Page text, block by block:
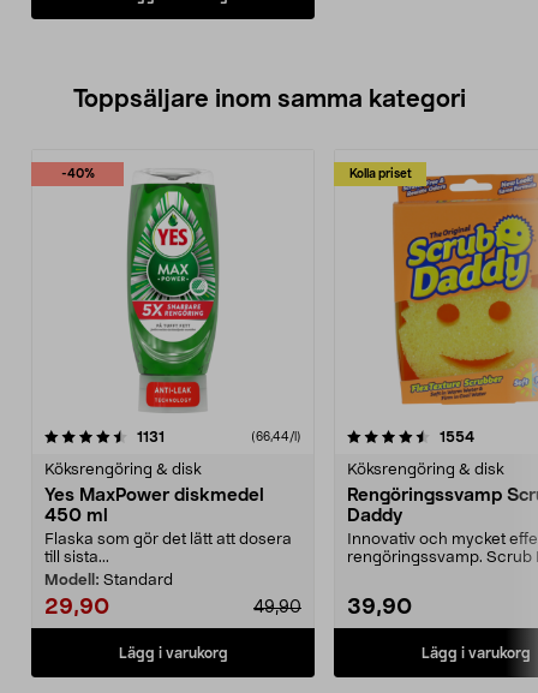
Toppsäljare inom samma kategori
-40%
1131 (66,44/l)
Köksrengöring & disk
Yes MaxPower diskmedel
450 ml
Flaska som gör det lätt att dosera
till sista...
Modell: Standard
29,90 49,90
Lägg i varukorg
Kolla priset
4.5 av 5 stjärnor 1554
Köksrengöring & disk
Rengöringssvamp
Daddy
Innovativ och mycket
rengöringssvamp. Scrub
39,90
Lägg i varukorg
4.5 av 5 stjärnor